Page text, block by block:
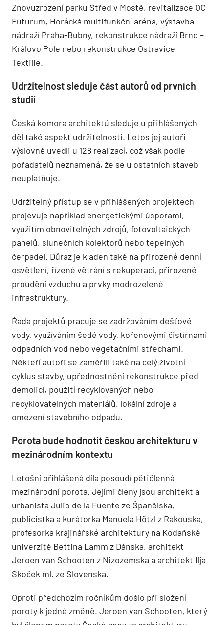
Znovuzrození parku Střed v Mostě, revitalizace OC
Futurum, Horácká multifunkční aréna, výstavba
nádraží Praha-Bubny, rekonstrukce nádraží Brno –
Královo Pole nebo rekonstrukce Ostravice
Textilie.
Udržitelnost sleduje část autorů od prvních
studií
Česká komora architektů sleduje u přihlášených
děl také aspekt udržitelnosti. Letos jej autoři
výslovně uvedli u 128 realizací, což však podle
pořadatelů neznamená, že se u ostatních staveb
neuplatňuje.
Udržitelný přístup se v přihlášených projektech
projevuje například energetickými úsporami,
využitím obnovitelných zdrojů, fotovoltaických
panelů, slunečních kolektorů nebo tepelných
čerpadel. Důraz je kladen také na přirozené denní
osvětlení, řízené větrání s rekuperací, přirozené
proudění vzduchu a prvky modrozelené
infrastruktury.
Řada projektů pracuje se zadržováním dešťové
vody, využíváním šedé vody, kořenovými čistírnami
odpadních vod nebo vegetačními střechami.
Někteří autoři se zaměřili také na celý životní
cyklus stavby, upřednostnění rekonstrukce před
demolicí, použití recyklovaných nebo
recyklovatelných materiálů, lokální zdroje a
omezení stavebního odpadu.
Porota bude hodnotit českou architekturu v
mezinárodním kontextu
Letošní přihlášená díla posoudí pětičlenná
mezinárodní porota. Jejími členy jsou architekt a
urbanista Julio de la Fuente ze Španělska,
publicistka a kurátorka Manuela Hötzl z Rakouska,
profesorka krajinářské architektury na Kodaňské
univerzitě Bettina Lamm z Dánska, architekt
Jeroen van Schooten z Nizozemska a architekt Ilja
Skoček ml. ze Slovenska.
Oproti předchozím ročníkům došlo při složení
poroty k jedné změně. Jeroen van Schooten, který